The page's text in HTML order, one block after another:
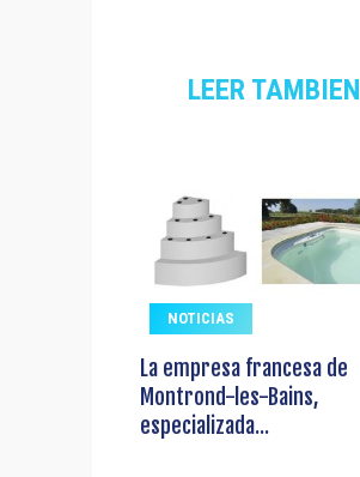
LEER TAMBIEN
NOTICIAS
La empresa francesa de
Montrond-les-Bains,
especializada...